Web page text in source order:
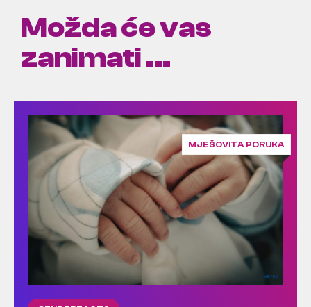
Možda će vas
zanimati ...
MJEŠOVITA PORUKA